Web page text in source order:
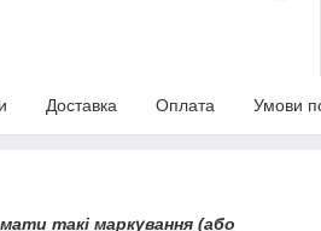
Доставка Оплата Умови
такі маркування (або